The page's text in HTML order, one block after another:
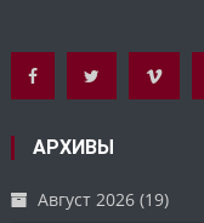
АРХИВЫ
Август 2026 (19)